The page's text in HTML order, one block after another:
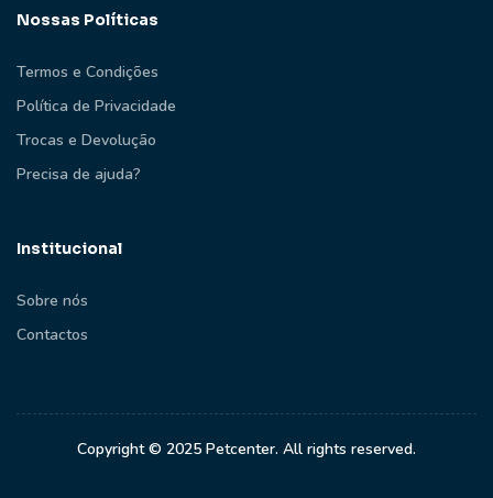
Nossas Políticas
Termos e Condições
Política de Privacidade
Trocas e Devolução
Precisa de ajuda?
Institucional
Sobre nós
Contactos
Copyright © 2025 Petcenter. All rights reserved.